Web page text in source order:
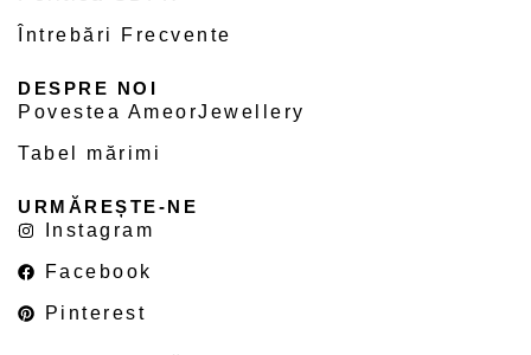
Întrebări Frecvente
DESPRE NOI
Povestea AmeorJewellery
Tabel mărimi
URMĂREȘTE-NE
Instagram
Facebook
Pinterest